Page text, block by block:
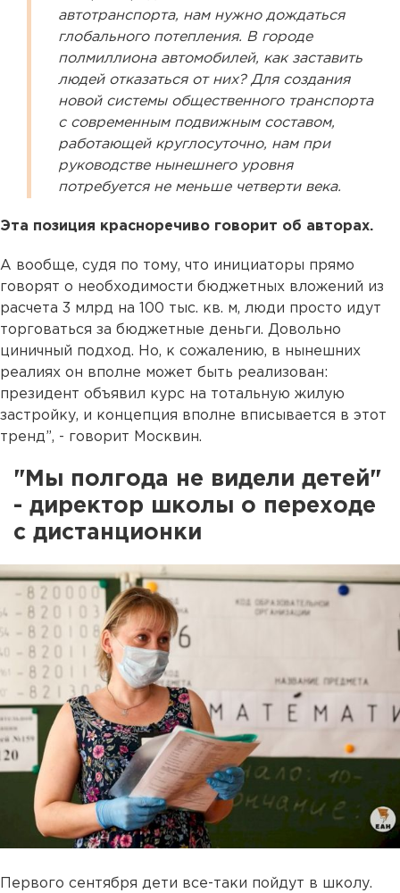
автотранспорта, нам нужно дождаться
глобального потепления. В городе
полмиллиона автомобилей, как заставить
людей отказаться от них? Для создания
новой системы общественного транспорта
с современным подвижным составом,
работающей круглосуточно, нам при
руководстве нынешнего уровня
потребуется не меньше четверти века.
Эта позиция красноречиво говорит об авторах.
А вообще, судя по тому, что инициаторы прямо
говорят о необходимости бюджетных вложений из
расчета 3 млрд на 100 тыс. кв. м, люди просто идут
торговаться за бюджетные деньги. Довольно
циничный подход. Но, к сожалению, в нынешних
реалиях он вполне может быть реализован:
президент объявил курс на тотальную жилую
застройку, и концепция вполне вписывается в этот
тренд”, - говорит Москвин.
"Мы полгода не видели детей"
- директор школы о переходе
с дистанционки
Первого сентября дети все-таки пойдут в школу.